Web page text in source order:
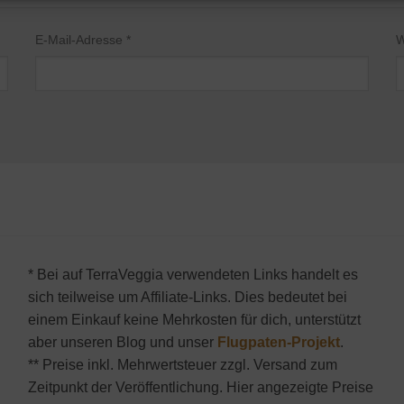
E-Mail-Adresse *
* Bei auf TerraVeggia verwendeten Links handelt es
sich teilweise um Affiliate-Links. Dies bedeutet bei
einem Einkauf keine Mehrkosten für dich, unterstützt
aber unseren Blog und unser Flugpaten-Projekt.
** Preise inkl. Mehrwertsteuer zzgl. Versand zum
Zeitpunkt der Veröffentlichung. Hier angezeigte Preise